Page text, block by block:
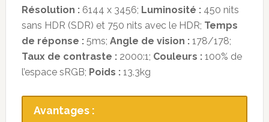
Résolution : 6144 x 3456; Luminosité : 450 nits
sans HDR (SDR) et 750 nits avec le HDR; Temps
de réponse : 5ms; Angle de vision : 178/178;
Taux de contraste : 2000:1; Couleurs : 100% de
l’espace sRGB; Poids : 13.3kg
Avantages :